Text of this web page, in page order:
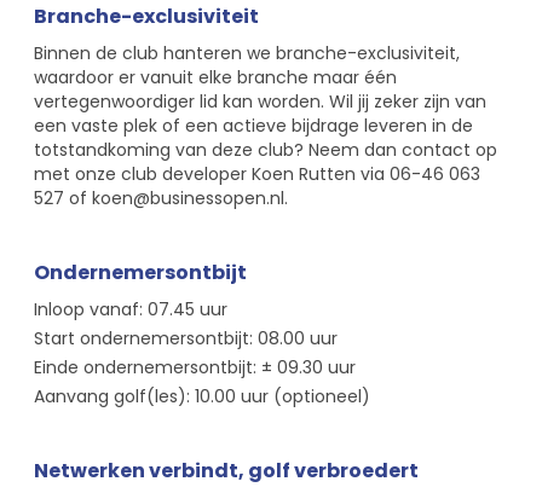
Branche-exclusiviteit
Binnen de club hanteren we branche-exclusiviteit,
waardoor er vanuit elke branche maar één
vertegenwoordiger lid kan worden. Wil jij zeker zijn van
een vaste plek of een actieve bijdrage leveren in de
totstandkoming van deze club? Neem dan contact op
met onze club developer Koen Rutten via 06-46 063
527 of koen@businessopen.nl.
Ondernemersontbijt
Inloop vanaf: 07.45 uur
Start ondernemersontbijt: 08.00 uur
Einde ondernemersontbijt: ± 09.30 uur
Aanvang golf(les): 10.00 uur (optioneel)
Netwerken verbindt, golf verbroedert